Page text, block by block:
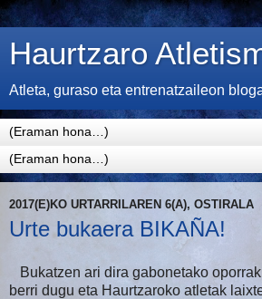
Haurtzaro
Atleta, guraso eta entrenatzaileon
2017(E)KO URTARRILAREN 6(A), OSTIRALA
Urte bukaera BIKAÑA!
Bukatzen ari dira gabonetako
berri dugu eta Haurtzaroko atletak